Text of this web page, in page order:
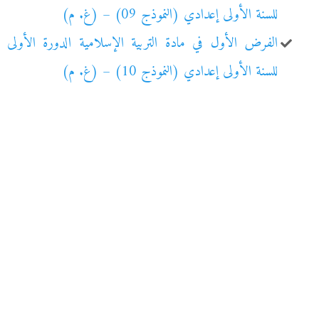
للسنة الأولى إعدادي (النموذج 09) – (غ. م)
الفرض الأول في مادة التربية الإسلامية الدورة الأولى
للسنة الأولى إعدادي (النموذج 10) – (غ. م)